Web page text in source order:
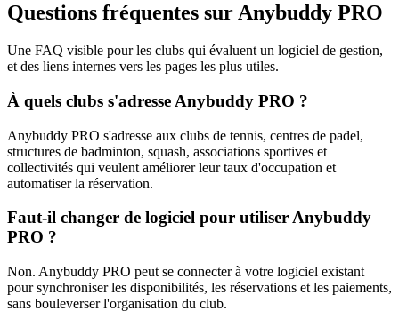
Questions fréquentes sur Anybuddy PRO
Une FAQ visible pour les clubs qui évaluent un logiciel de gestion,
et des liens internes vers les pages les plus utiles.
À quels clubs s'adresse Anybuddy PRO ?
Anybuddy PRO s'adresse aux clubs de tennis, centres de padel,
structures de badminton, squash, associations sportives et
collectivités qui veulent améliorer leur taux d'occupation et
automatiser la réservation.
Faut-il changer de logiciel pour utiliser Anybuddy
PRO ?
Non. Anybuddy PRO peut se connecter à votre logiciel existant
pour synchroniser les disponibilités, les réservations et les paiements,
sans bouleverser l'organisation du club.